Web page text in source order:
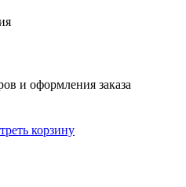
и оформления заказа
корзину